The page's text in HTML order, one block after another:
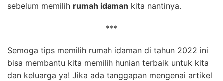
sebelum memilih rumah idaman kita nantinya.
***
Semoga tips memilih rumah idaman di tahun 2022 ini
bisa membantu kita memilih hunian terbaik untuk kita
dan keluarga ya! Jika ada tanggapan mengenai artikel